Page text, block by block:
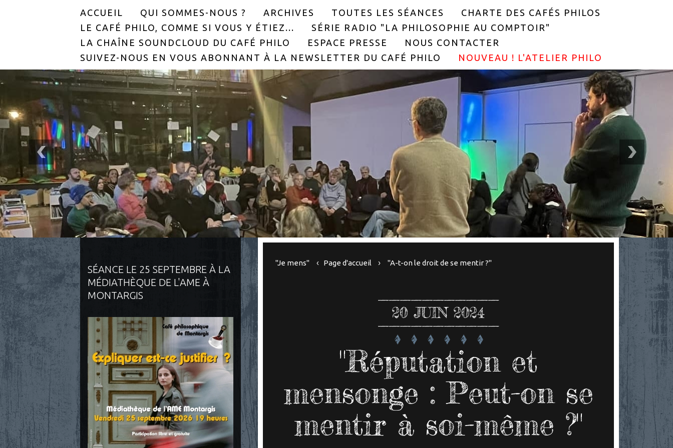
ACCUEIL QUI SOMMES-NOUS ? ARCHIVES TOUTES LES SÉANCES
CHARTE DES CAFÉS PHILOS
LE CAFÉ PHILO, COMME SI VOUS Y ÉTIEZ...
SÉRIE RADIO "LA PHILOSOPHIE AU COMPTOIR"
LA CHAÎNE SOUNDCLOUD DU CAFÉ PHILO
ESPACE PRESSE
NOUS CONTACTER
SUIVEZ-NOUS EN VOUS ABONNANT À LA NEWSLETTER DU CAFÉ PHILO
NOUVEAU ! L'ATELIER PHILO
SÉANCE LE 25 SEPTEMBRE À LA
MÉDIATHÈQUE DE L'AME À
MONTARGIS
"Je mens" Page d'accueil "A-t-on le droit de se mentir ?"
20 JUIN 2024
"Réputation et
mensonge : Peut-on se
mentir à soi-même ?"